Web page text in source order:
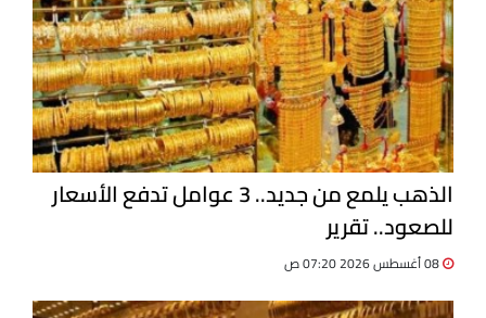
الذهب يلمع من جديد.. 3 عوامل تدفع الأسعار
للصعود.. تقرير